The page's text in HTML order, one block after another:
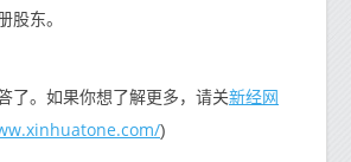
股东。
了。如果你想了解更多，请关新经网
)